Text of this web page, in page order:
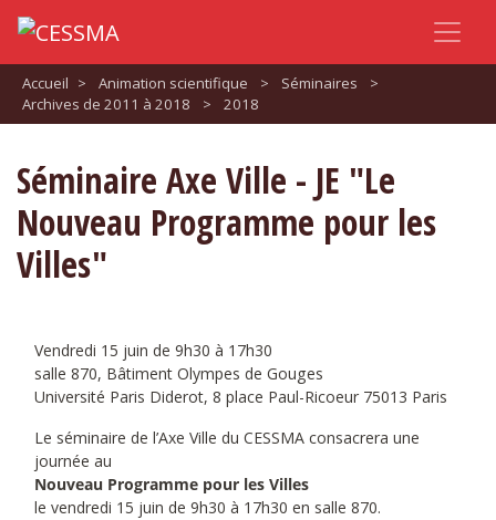
Accueil > Animation scientifique > Séminaires
>
Archives de 2011 à 2018
> 2018
Séminaire Axe Ville - JE "Le
Nouveau Programme pour les
Villes"
Vendredi 15 juin de 9h30 à 17h30
salle 870, Bâtiment Olympes de Gouges
Université Paris Diderot, 8 place Paul-Ricoeur 75013 Paris
Le séminaire de l’Axe Ville du CESSMA consacrera une
journée au
Nouveau Programme pour les Villes
le vendredi 15 juin de 9h30 à 17h30 en salle 870.